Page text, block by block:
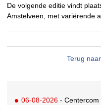
De volgende editie vindt
Amstelveen, met variërende
Terug
06-08-2026 - Centercom